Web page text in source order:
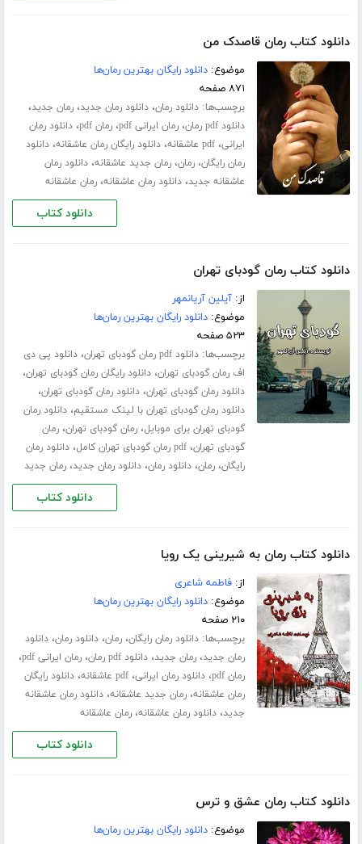
دانلود کتاب رمان قاصدک من
موضوع:دانلود رایگان بهترین رمان‌ها
۸۷۱ صفحه
برچسب‌ها:دانلود رمان،دانلود رمان جدید،رمان جدید،
دانلود pdf رمان ،رمان ایرانی pdf ،رمان pdf ،دانلود رمان
ایرانی،pdf عاشقانه ،دانلود رایگان رمان عاشقانه،دانلود
رمان رایگان،رمان،رمان جدید عاشقانه،دانلود رمان
عاشقانه جدید،دانلود رمان عاشقانه،رمان عاشقانه
دانلود کتاب
دانلود کتاب رمان گودبای تهران
از:آیلین آریانمهر
موضوع:دانلود رایگان بهترین رمان‌ها
۵۲۳ صفحه
برچسب‌ها:دانلود pdf رمان گودبای تهران ،دانلود پی دی
اف رمان گودبای تهران،دانلود رایگان رمان گودبای تهران،
دانلود رمان گودبای تهران،دانلود رمان گودبای تهران،
دانلود رمان گودبای تهران با لینک مستقیم،دانلود رمان
گودبای تهران برای موبایل،رمان گودبای تهران،رمان
گودبای تهران،pdf رمان گودبای تهران کامل ،دانلود رمان
رایگان،رمان،دانلود رمان،دانلود رمان جدید،رمان جدید
دانلود کتاب
دانلود کتاب رمان به شیرینی یک رویا
از:فاطمه شاعری
موضوع:دانلود رایگان بهترین رمان‌ها
۲۱۰ صفحه
برچسب‌ها:دانلود رمان رایگان،رمان،دانلود رمان،دانلود
رمان جدید،رمان جدید،دانلود pdf رمان ،رمان ایرانی pdf ،
رمان pdf ،دانلود رمان ایرانی،pdf عاشقانه ،دانلود رایگان
رمان عاشقانه،رمان جدید عاشقانه،دانلود رمان عاشقانه
جدید،دانلود رمان عاشقانه،رمان عاشقانه
دانلود کتاب
دانلود کتاب رمان عشق و ترس
موضوع:دانلود رایگان بهترین رمان‌ها